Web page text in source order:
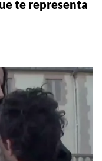
te representa